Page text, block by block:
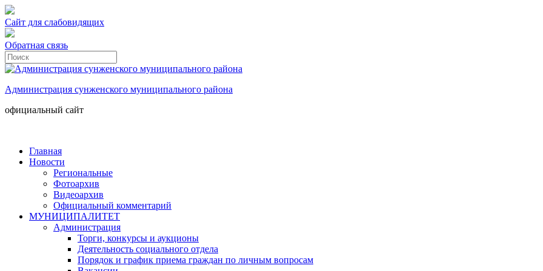
Сайт для слабовидящих
Обратная связь
Администрация сунженского муниципального района
официальный сайт
Главная
Новости
Региональные
Фотоархив
Видеоархив
Официальный комментарий
МУНИЦИПАЛИТЕТ
Администрация
Торги, конкурсы и аукционы
Деятельность социального отдела
Порядок и график приема граждан по личным вопросам